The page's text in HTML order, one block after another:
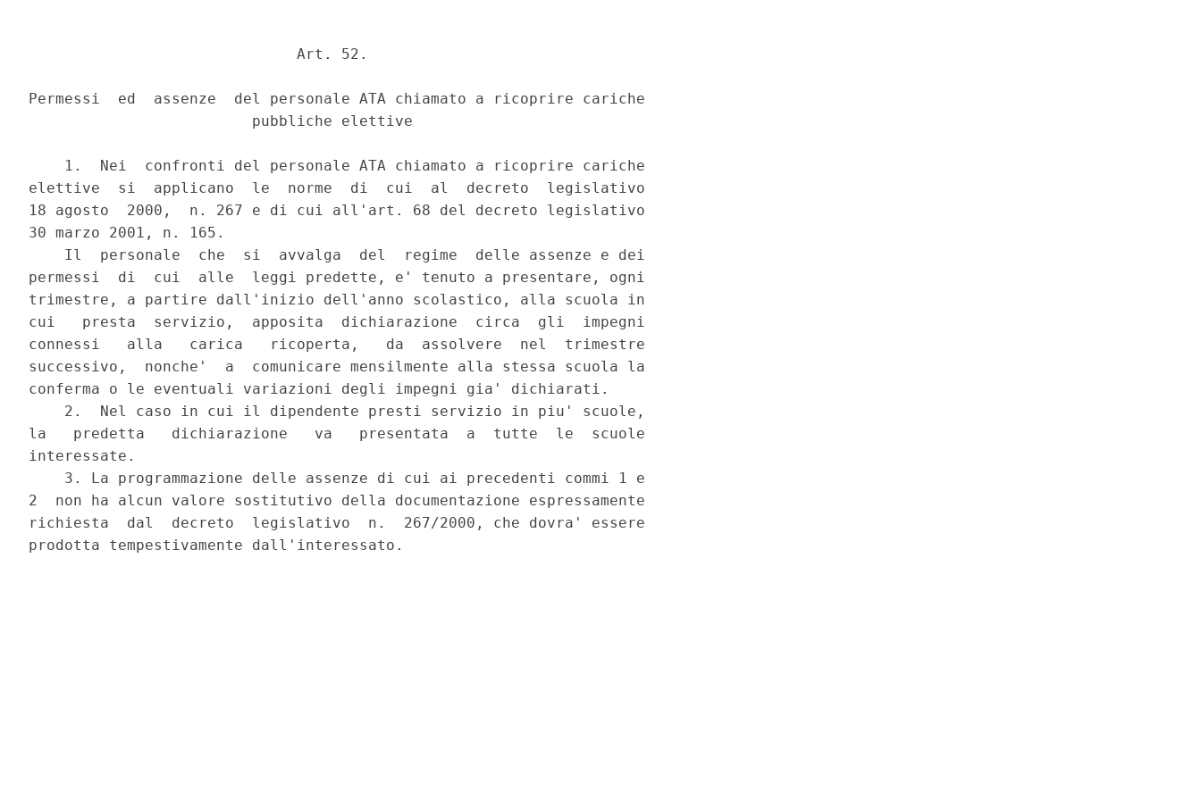
                              Art. 52.
Permessi  ed  assenze  del personale ATA chiamato a ricoprire cariche
                         pubbliche elettive
    1.  Nei  confronti del personale ATA chiamato a ricoprire cariche
elettive  si  applicano  le  norme  di  cui  al  decreto  legislativo
18 agosto  2000,  n. 267 e di cui all'art. 68 del decreto legislativo
30 marzo 2001, n. 165.
    Il  personale  che  si  avvalga  del  regime  delle assenze e dei
permessi  di  cui  alle  leggi predette, e' tenuto a presentare, ogni
trimestre, a partire dall'inizio dell'anno scolastico, alla scuola in
cui   presta  servizio,  apposita  dichiarazione  circa  gli  impegni
connessi   alla   carica   ricoperta,   da  assolvere  nel  trimestre
successivo,  nonche'  a  comunicare mensilmente alla stessa scuola la
conferma o le eventuali variazioni degli impegni gia' dichiarati.
    2.  Nel caso in cui il dipendente presti servizio in piu' scuole,
la   predetta   dichiarazione   va   presentata  a  tutte  le  scuole
interessate.
    3. La programmazione delle assenze di cui ai precedenti commi 1 e
2  non ha alcun valore sostitutivo della documentazione espressamente
richiesta  dal  decreto  legislativo  n.  267/2000, che dovra' essere